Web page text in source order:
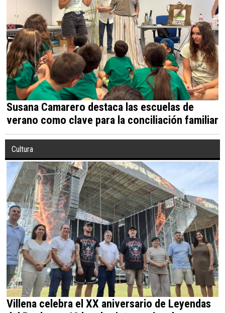
Susana Camarero destaca las escuelas de
verano como clave para la conciliación familiar
Cultura
Villena celebra el XX aniversario de Leyendas